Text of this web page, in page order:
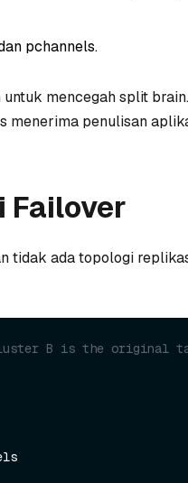
pchannels.
mencegah split
menerima penulisan
Failover
tidak ada topologi
B is the original